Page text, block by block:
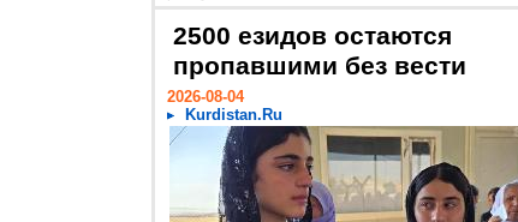
2500 езидов остаются
пропавшими без вести
2026-08-04
Kurdistan.Ru